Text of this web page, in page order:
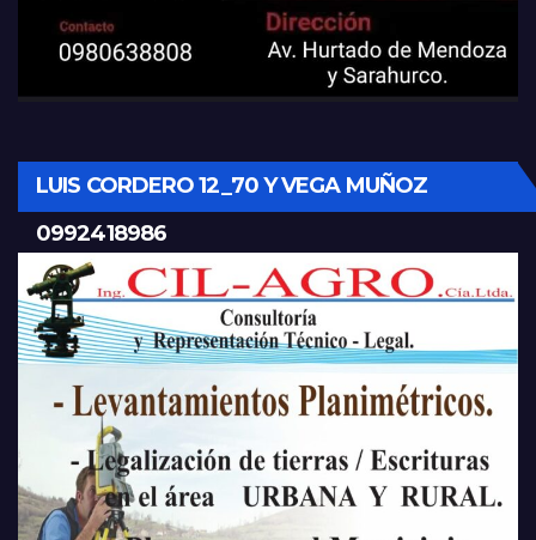
LUIS CORDERO 12_70 Y VEGA MUÑOZ
0992418986